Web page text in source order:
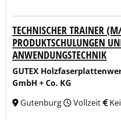
TECHNISCHER TRAINER
PRODUKTSCHULUNGEN
ANWENDUNGSTECHNIK
GUTEX
GmbH + Co. KG
Gutenburg
Vollzeit